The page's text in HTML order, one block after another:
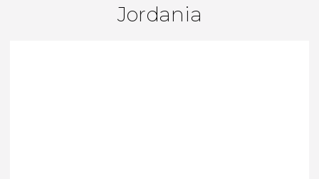
Jordania